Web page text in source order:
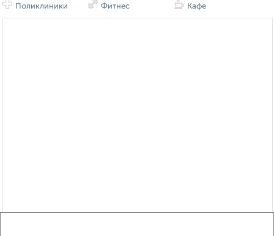
Поликлиники Фитнес Кафе